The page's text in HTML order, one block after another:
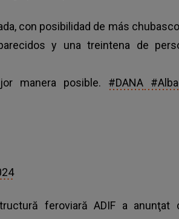
con posibilidad de más
y una treintena de
manera posible. #DANA
feroviară ADIF a anunţat